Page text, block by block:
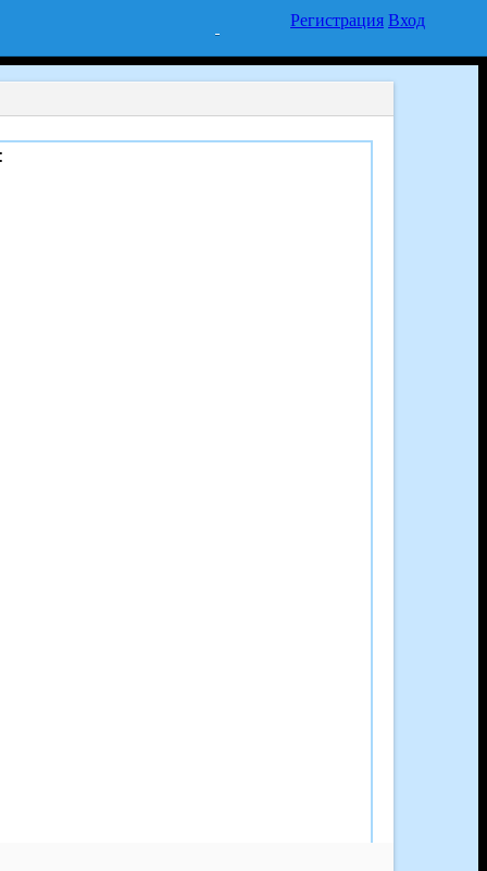
Регистрация Вход